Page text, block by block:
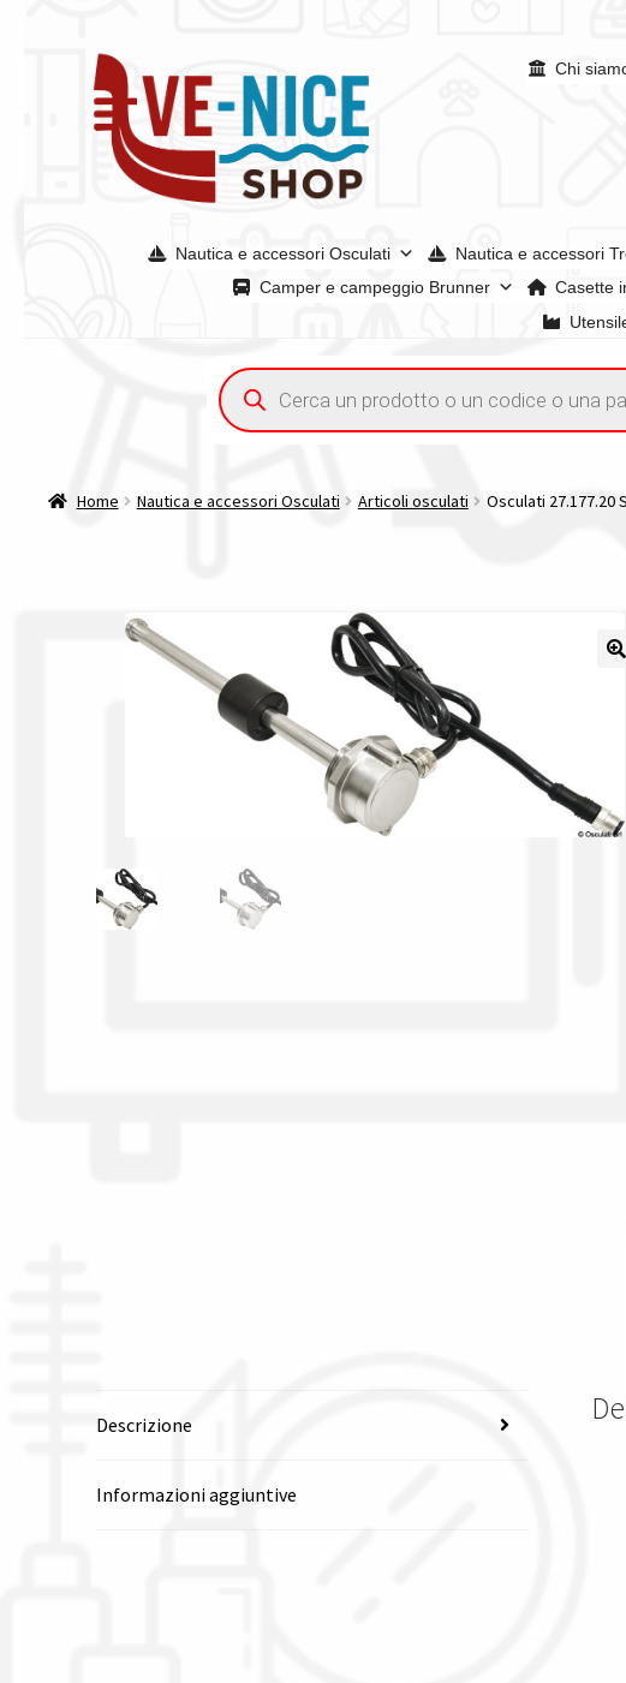
alla
navigazione
contenuto
Chi
Nautica e accessori Osculati Nautica e accessori
Camper e campeggio Brunner
Casette
Condizioni generaliConfrontaConfrontaI nostri
Tutte le categorie dei prodottiWishlistCheckoutIl mio account
Ricerca
prodotti
Home Nautica e accessori Osculati Articoli osculati Osculati 27.177.20
Descrizione
Informazioni aggiuntive